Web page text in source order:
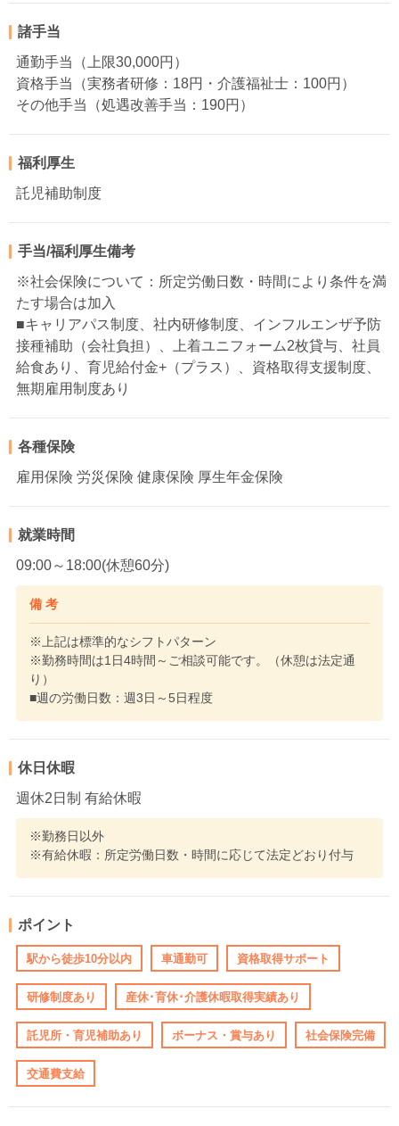
諸手当
通勤手当（上限30,000円）
資格手当（実務者研修：18円・介護福祉士：100円）
その他手当（処遇改善手当：190円）
福利厚生
託児補助制度
手当/福利厚生備考
※社会保険について：所定労働日数・時間により条件を満
たす場合は加入
■キャリアパス制度、社内研修制度、インフルエンザ予防
接種補助（会社負担）、上着ユニフォーム2枚貸与、社員
給食あり、育児給付金+（プラス）、資格取得支援制度、
無期雇用制度あり
各種保険
雇用保険 労災保険 健康保険 厚生年金保険
就業時間
09:00～18:00(休憩60分)
備 考
※上記は標準的なシフトパターン
※勤務時間は1日4時間～ご相談可能です。（休憩は法定通
り）
■週の労働日数：週3日～5日程度
休日休暇
週休2日制 有給休暇
※勤務日以外
※有給休暇：所定労働日数・時間に応じて法定どおり付与
ポイント
駅から徒歩10分以内 車通勤可 資格取得サポート
研修制度あり 産休･育休･介護休暇取得実績あり
託児所・育児補助あり ボーナス・賞与あり 社会保険完備
交通費支給